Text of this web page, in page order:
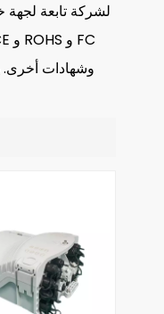
وشهادات أخرى.